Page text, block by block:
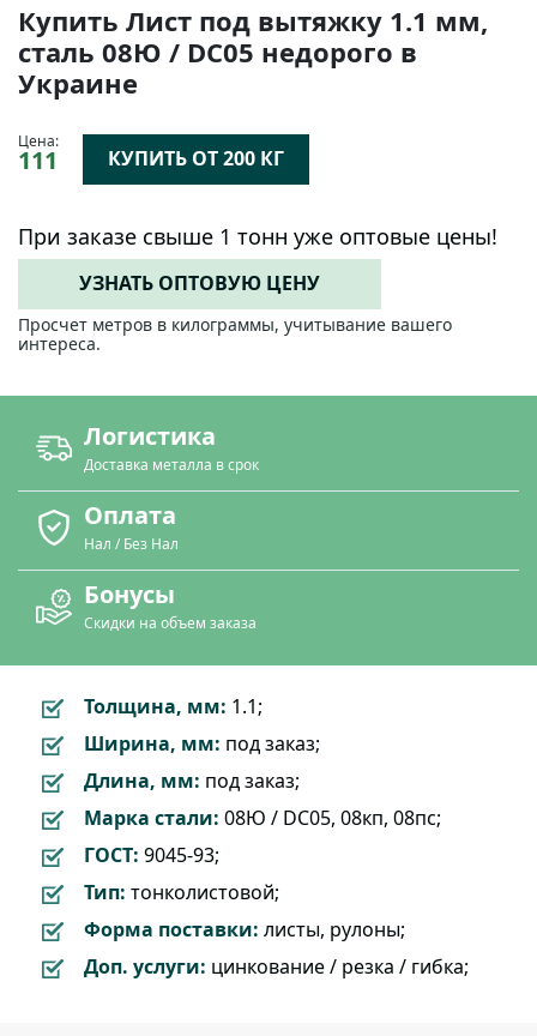
Купить Лист под вытяжку 1.1 мм,
сталь 08Ю / DC05 недорого в
Украине
Цена:
111 КУПИТЬ ОТ 200 КГ
При заказе свыше 1 тонн уже оптовые цены!
УЗНАТЬ ОПТОВУЮ ЦЕНУ
Просчет метров в килограммы, учитывание вашего
интереса.
Логистика
Доставка металла в срок
Оплата
Нал / Без Нал
Бонусы
Скидки на объем заказа
Толщина, мм: 1.1;
Ширина, мм: под заказ;
Длина, мм: под заказ;
Марка стали: 08Ю / DC05, 08кп, 08пс;
ГОСТ: 9045-93;
Тип: тонколистовой;
Форма поставки: листы, рулоны;
Доп. услуги: цинкование / резка / гибка;